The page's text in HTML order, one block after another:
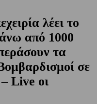
λέει το
από 1000
τα
σε
Live οι